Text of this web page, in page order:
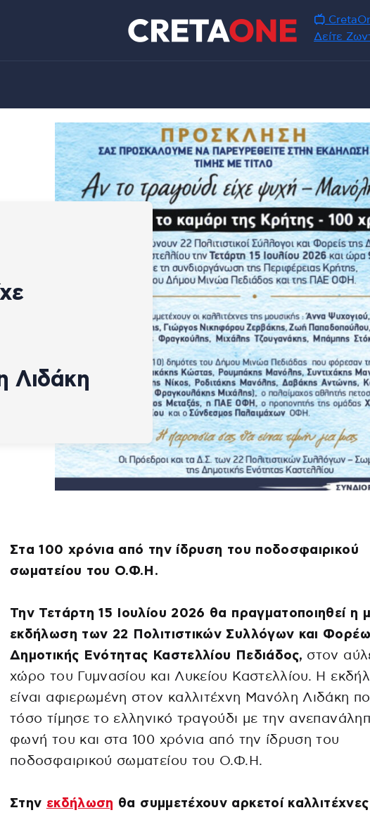
Δείτε
Λιδάκη
Στα 100 χρόνια από την ίδρυση του ποδοσφαιρικού
σωματείου του Ο.Φ.Η.
Την Τετάρτη 15 Ιουλίου 2026 θα πραγματοποιηθεί η
εκδήλωση των 22 Πολιτιστικών Συλλόγων και
Δημοτικής Ενότητας Καστελλίου Πεδιάδος, στον
χώρο του Γυμνασίου και Λυκείου Καστελλίου. Η
είναι αφιερωμένη στον καλλιτέχνη Μανόλη Λιδάκη
τόσο τίμησε το ελληνικό τραγούδι με την
φωνή του και στα 100 χρόνια από την ίδρυση του
ποδοσφαιρικού σωματείου του Ο.Φ.Η.
Στην εκδήλωση θα συμμετέχουν αρκετοί